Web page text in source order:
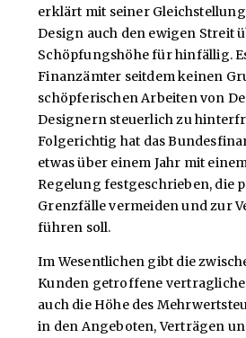
erklärt mit seiner
Design auch den ewigen Streit
Schöpfungshöhe für hinfällig.
Finanzämter seitdem keinen
schöpferischen Arbeiten von
Designern steuerlich zu
Folgerichtig hat das
etwas über einem Jahr mit einem
Regelung festgeschrieben, die
Grenzfälle vermeiden und zur
führen soll.
Im Wesentlichen gibt die
Kunden getroffene
auch die Höhe des
in den Angeboten, Verträgen